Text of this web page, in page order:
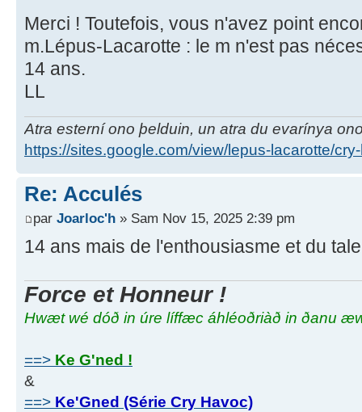
Merci ! Toutefois, vous n'avez point
m.Lépus-Lacarotte : le m n'est pas
14 ans.
LL
Atra esterní ono þelduin, un atra du evarínya
https://sites.google.com/view/lepus-lacarotte/
Re: Acculés
par Joarloc'h » Sam Nov 15, 2025 2:39 pm
14 ans mais de l'enthousiasme et du
Force et Honneur !
Hwæt wé dóð in úre líffæc áhléoðriàð in ðanu
==> Ke G'ned !
&
==> Ke'Gned (Série Cry Havoc)